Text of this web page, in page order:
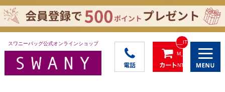
スワニーバッグ公式オンラインショップ __IT
M_C
NT_